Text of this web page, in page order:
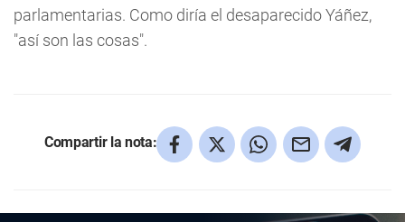
parlamentarias. Como diría el desaparecido Yáñez,
"así son las cosas".
Compartir la nota: